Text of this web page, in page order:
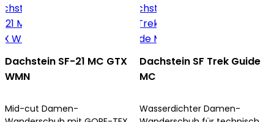
Dachstein SF-21 MC GTX
WMN
Mid-cut Damen-
Dachstein SF Trek Guide
MC
Wasserdichter Damen-